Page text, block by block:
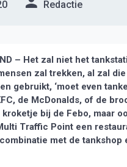
Redactie
– Het zal niet het
zal trekken, al zal die
gebruikt, ‘moet even
de McDonalds, of de
kroketje bij de Febo, maar
Traffic Point een
met de tankshop